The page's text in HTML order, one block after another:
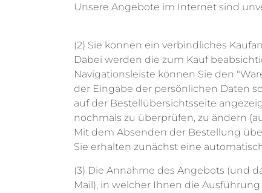
Unsere Angebote im Internet sind
(2) Sie können ein verbindliches
Dabei werden die zum Kauf
Navigationsleiste können Sie den
der Eingabe der persönlichen Daten
auf der Bestellübersichtsseite
nochmals zu überprüfen, zu ändern
Mit dem Absenden der Bestellung
Sie erhalten zunächst eine
(3) Die Annahme des Angebots (und
Mail), in welcher Ihnen die